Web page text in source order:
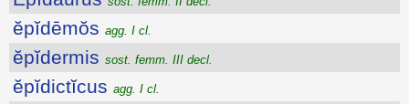
ĕpĭdēmŏs agg. I cl.
ĕpĭdermis sost. femm. III decl.
ĕpĭdictĭcus agg. I cl.